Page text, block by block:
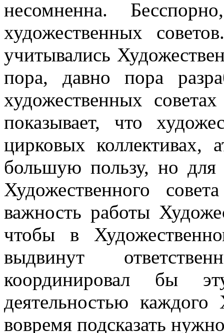
несомненна.
художественных
учитывались
пора, давно пора
художественных
показывает, что
цирковых коллективах,
большую пользу, но для
Художественного
важность работы
чтобы в
выдвинут
координировал бы
деятельностью каждого
вовремя подсказать